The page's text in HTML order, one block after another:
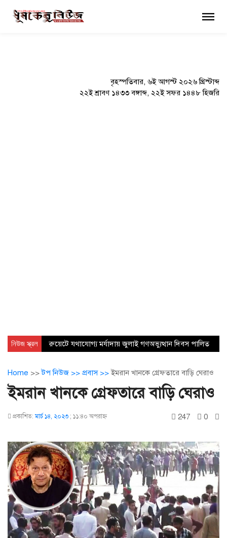
বৃহস্পতিবার, ৬ই আগস্ট ২০২৬ খ্রিস্টাব্দ
২২ই শ্রাবণ ১৪৩৩ বঙ্গাব্দ, ২২ই সফর ১৪৪৮ হিজরি
×
নিউজ স্ক্রল রুয়েটে যথাযোগ্য মর্যাদায় জুলাই গণঅভ্যুত্থান দিবস পালিত
Home >>টপ নিউজ >> প্রবাস >>ইমরান খানকে গ্রেফতারে বাড়ি ঘেরাও
ইমরান খানকে গ্রেফতারে বাড়ি ঘেরাও
প্রকাশিত:মার্চ ১৪, ২০২৩ ; ১১:৪০ অপরাহ্ণ 247 0